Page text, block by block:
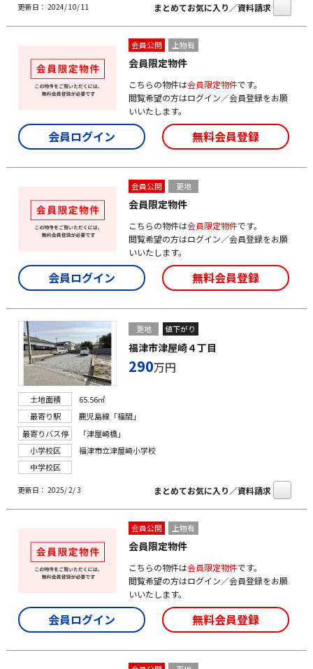
更新日： 2024/ 10/ 11 まとめてお気に入り／資料請求
会員公開 上物有
会員限定物件
こちらの物件は会員限定物件です。
閲覧希望の方はログイン／会員登録をお願
いいたします。
会員ログイン 無料会員登録
会員公開 更地
会員限定物件
こちらの物件は会員限定物件です。
閲覧希望の方はログイン／会員登録をお願
いいたします。
会員ログイン 無料会員登録
更地 値下がり
福津市津屋崎４丁目
290万円
土地面積
65.56㎡
最寄り駅
鹿児島線「福間」
最寄りバス停
「津屋崎橋」
小学校区
福津市立津屋崎小学校
中学校区
更新日： 2025/ 2/ 3 まとめてお気に入り／資料請求
会員公開 上物有
会員限定物件
こちらの物件は会員限定物件です。
閲覧希望の方はログイン／会員登録をお願
いいたします。
会員ログイン 無料会員登録